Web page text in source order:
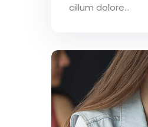
cillum dolore...